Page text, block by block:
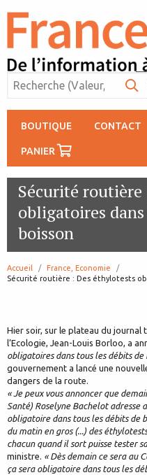
BOUTIQUE CONTACT
PANIER
Sécurité
obligatoires
boisson
Accueil
France, Economie
page:
Sécurité routière : Des éthylotests
Hier soir, sur le plateau du journal
l’Ecologie, Jean-Louis Borloo, a
obligatoires dans tous les débits de
gouvernement a lancé une
dangers de la route.
« Je peux vous annoncer que
Santé) Roselyne Bachelot adresse
obligatoire dans tous les débits de
du matin en gros (...) des
chacun quand il sort puisse tester
ministre. « Dès demain ce sera au
ça sera obligatoire dans tous les